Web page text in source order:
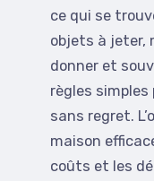
ce qui se
objets à jeter,
donner et
règles
sans regret.
maison
coûts et les